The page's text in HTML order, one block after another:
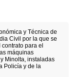
y Técnica de
Civil por la que se
para el
máquinas
Minolta, instaladas
Policía y de la